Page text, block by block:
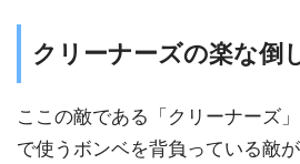
クリーナーズの楽な倒
ここの敵である「クリーナーズ
で使うボンベを背負っている敵